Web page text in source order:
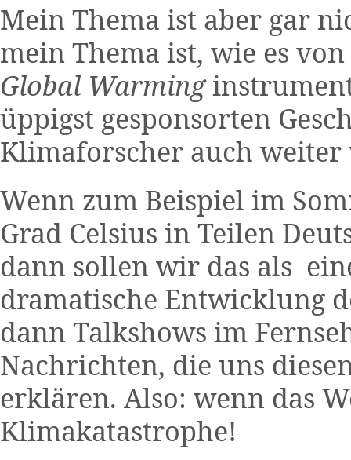
Mein Thema ist aber gar
mein Thema ist, wie es
Global Warming
üppigst gesponsorten
Klimaforscher auch
Wenn zum Beispiel im
Grad Celsius in Teilen
dann sollen wir das als
dramatische Entwicklung
dann Talkshows im
Nachrichten, die uns
erklären. Also: wenn das
Klimakatastrophe!